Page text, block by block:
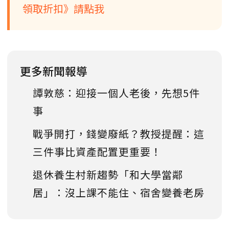
領取折扣》請點我
更多新聞報導
譚敦慈：迎接一個人老後，先想5件
事
戰爭開打，錢變廢紙？教授提醒：這
三件事比資產配置更重要！
退休養生村新趨勢「和大學當鄰
居」：沒上課不能住、宿舍變養老房